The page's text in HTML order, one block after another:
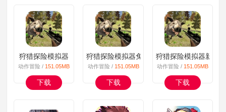
狩猎探险模拟器
动作冒险 / 151.05MB
下载
狩猎探险模拟器免广告版
动作冒险 / 151.05MB
下载
狩猎探险模拟器新版
动作冒险 / 151.05MB
下载